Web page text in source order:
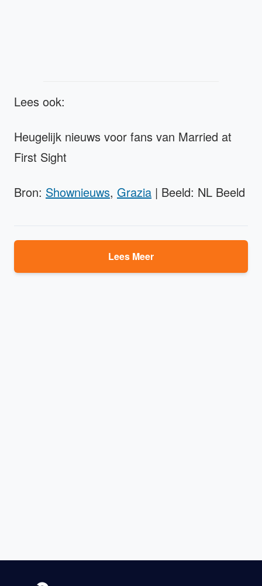
Lees ook:
Heugelijk nieuws voor fans van Married at
First Sight
Bron: Shownieuws, Grazia | Beeld: NL Beeld
Lees Meer